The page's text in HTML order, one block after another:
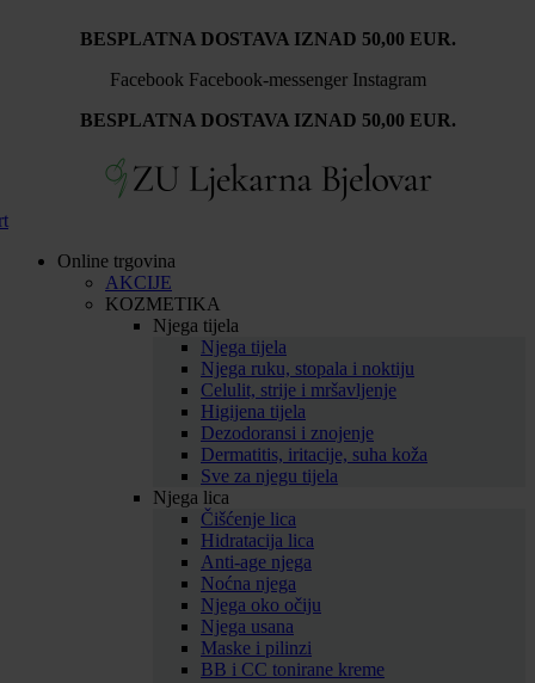
BESPLATNA DOSTAVA IZNAD 50,00 EUR.
Facebook Facebook-messenger Instagram
BESPLATNA DOSTAVA IZNAD 50,00 EUR.
Online trgovina
AKCIJE
KOZMETIKA
Njega tijela
Njega tijela
Njega ruku, stopala i noktiju
Celulit, strije i mršavljenje
Higijena tijela
Dezodoransi i znojenje
Dermatitis, iritacije, suha koža
Sve za njegu tijela
Njega lica
Čišćenje lica
Hidratacija lica
Anti-age njega
Noćna njega
Njega oko očiju
Njega usana
Maske i pilinzi
BB i CC tonirane kreme